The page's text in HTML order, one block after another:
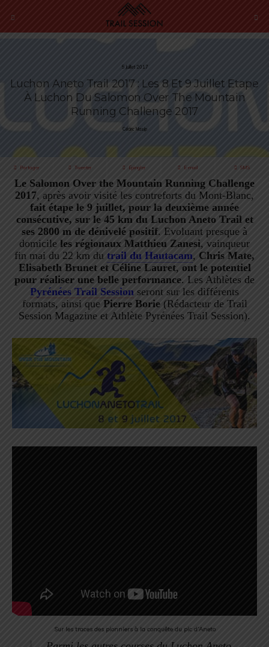
5 Juillet 2017
Luchon Aneto Trail 2017 : Les 8 Et 9 Juillet Etape
À Luchon Du Salomon Over The Mountain
Running Challenge 2017
Cédric Masip
Partager Tweeter Épingler E-mail SMS
Le Salomon Over the Mountain Running Challenge
2017, après avoir visité les contreforts du Mont-Blanc,
fait étape le 9 juillet, pour la deuxième année
consécutive, sur le 45 km du Luchon Aneto Trail et
ses 2800 m de dénivelé positif. Evoluant presque à
domicile les régionaux Matthieu Zanesi, vainqueur
fin mai du 22 km du trail du Hautacam, Chris Mate,
Elisabeth Brunet et Céline Lauret, ont le potentiel
pour réaliser une belle performance. Les Athlètes de
Pyrénées Trail Session seront sur les différents
formats, ainsi que Pierre Borie(Rédacteur de Trail
Session Magazine et Athlète Pyrénées Trail Session).
Sur les traces des pionniers à la conquête du pic d’Aneto